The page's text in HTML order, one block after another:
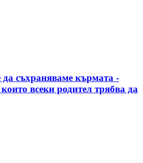
съхраняваме кърмата -
всеки родител трябва да